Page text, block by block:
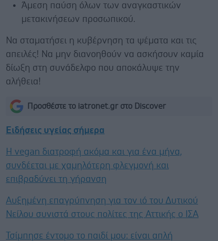
Άμεση παύση όλων των αναγκαστικών
μετακινήσεων προσωπικού.
Να σταματήσει η κυβέρνηση τα ψέματα και τις
απειλές! Να μην διανοηθούν να ασκήσουν καμία
δίωξη στη συνάδελφο που αποκάλυψε την
αλήθεια!
Προσθέστε το iatronet.gr στο Discover
Ειδήσεις υγείας σήμερα
Η vegan διατροφή ακόμα και για ένα μήνα,
συνδέεται με χαμηλότερη φλεγμονή και
επιβραδύνει τη γήρανση
Αυξημένη επαγρύπνηση για τον ιό του Δυτικού
Νείλου συνιστά στους πολίτες της Αττικής ο ΙΣΑ
Τσίμπησε έντομο το παιδί μου: είναι απλή